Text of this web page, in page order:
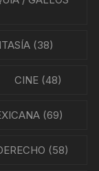
(38)
CINE(48)
(69)
(58)